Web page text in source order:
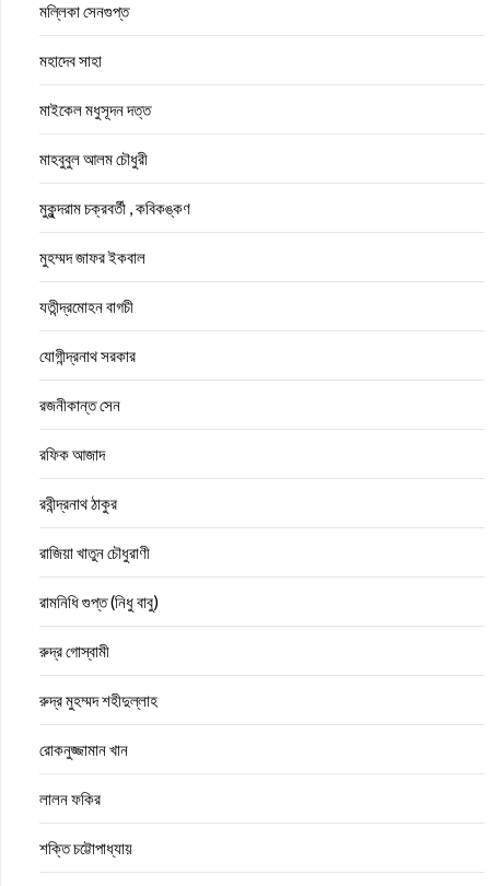
মল্লিকা সেনগুপ্ত
মহাদেব সাহা
মাইকেল মধুসূদন দত্ত
মাহবুবুল আলম চৌধুরী
মুকুন্দরাম চক্রবর্তী , কবিকঙ্কণ
মুহম্মদ জাফর ইকবাল
যতীন্দ্রমোহন বাগচী
যোগীন্দ্রনাথ সরকার
রজনীকান্ত সেন
রফিক আজাদ
রবীন্দ্রনাথ ঠাকুর
রাজিয়া খাতুন চৌধুরাণী
রামনিধি গুপ্ত (নিধু বাবু)
রুদ্র গোস্বামী
রুদ্র মুহম্মদ শহীদুল্লাহ
রোকনুজ্জামান খান
লালন ফকির
শক্তি চট্টোপাধ্যায়